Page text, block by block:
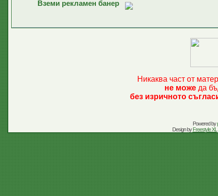
Вземи рекламен банер
Никаква част от
не може да
без изричното
Powered by
Design byFreestyle XL